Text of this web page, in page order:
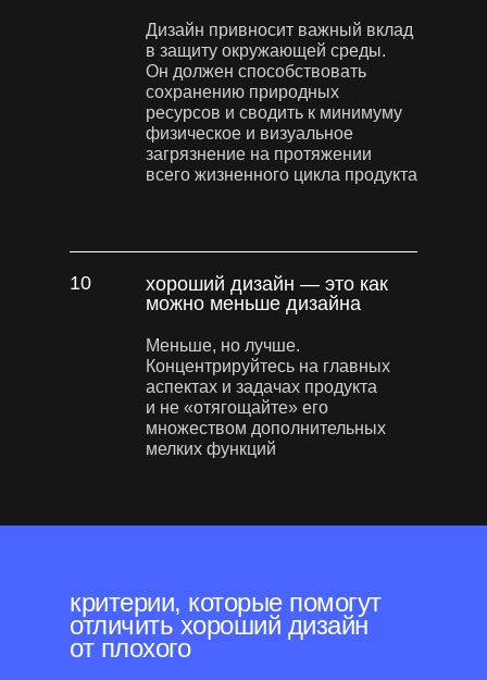
Дизайн привносит важный вклад
в защиту окружающей среды.
Он должен способствовать
сохранению природных
ресурсов и сводить к минимуму
физическое и визуальное
загрязнение на протяжении
всего жизненного цикла продукта
10
хороший дизайн — это как
можно меньше дизайна
Меньше, но лучше.
Концентрируйтесь на главных
аспектах и задачах продукта
и не «отягощайте» его
множеством дополнительных
мелких функций
критерии, которые помогут
отличить хороший дизайн
от плохого